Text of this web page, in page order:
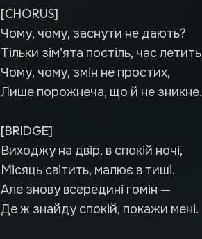
[CHORUS]
Чому, чому, заснути не дають?
Тільки зім'ята постіль, час
Чому, чому, змін не простих,
Лише порожнеча, що й не зникне.
[BRIDGE]
Виходжу на двір, в спокій ночі,
Місяць світить, малює в тиші.
Але знову всередині гомін —
Де ж знайду спокій, покажи мені.